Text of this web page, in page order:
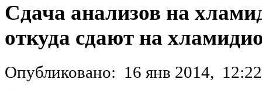
Сдача анализов на
откуда сдают на
Опубликовано: 16 янв 2014, 12:22